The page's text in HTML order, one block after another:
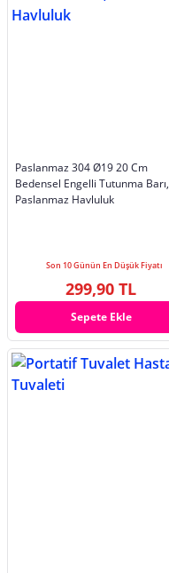
Paslanmaz 304 Ø19 20 Cm
Bedensel Engelli Tutunma Barı,
Paslanmaz Havluluk
Son 10 Günün En Düşük Fiyatı
299,90 TL
Sepete Ekle